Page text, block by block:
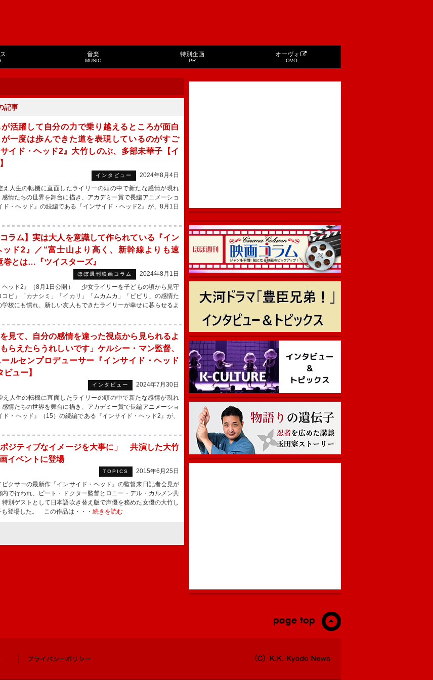
音楽
MUSIC
特別企画
PR
オーヴォ
OVO
記事
が活躍して自分の力で乗り越えるところが面白
一度は歩んできた道を表現しているのがすご
イド・ヘッド2』大竹しのぶ、多部未華子【イ
インタビュー
2024年8月4日
人生の転機に直面したライリーの頭の中で新たな感情が現れ
感情たちの世界を舞台に描き、アカデミー賞で長編アニメーショ
・ヘッド』の続編である『インサイド・ヘッド2』が、8月1日
コラム】実は大人を意識して作られている『イン
ッド2』／“富士山より高く、新幹線よりも速
巻とは…『ツイスターズ』
ほぼ週刊映画コラム
2024年8月1日
ヘッド2』（8月1日公開） 少女ライリーを子どもの頃から見守
コビ」「カナシミ」「イカリ」「ムカムカ」「ビビリ」の感情た
学校にも慣れ、新しい友人もできたライリーが幸せに暮らせるよ
を見て、自分の感情を違った視点から見られるよ
らえたらうれしいです」ケルシー・マン監督、
ルセンプロデューサー『インサイド・ヘッド
ュー】
インタビュー
2024年7月30日
人生の転機に直面したライリーの頭の中で新たな感情が現れ
感情たちの世界を舞台に描き、アカデミー賞で長編アニメーショ
・ヘッド』（15）の続編である『インサイド・ヘッド2』が、
ジティブなイメージを大事に」 共演した大竹
イベントに登場
TOPICS
2015年6月25日
クサーの最新作『インサイド・ヘッド』の監督来日記者会見が
内で行われ、ピート・ドクター監督とロニー・デル・カルメン共
特別ゲストとして日本語吹き替え版で声優を務めた女優の大竹し
も登場した。 この作品は・・・ 続きを読む